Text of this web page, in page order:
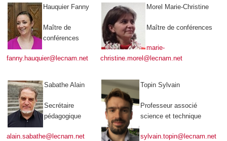
Hauquier Fanny
Maître de
conférences
fanny.hauquier@lecnam.net
Morel Marie-Christine
Maître de conférences
marie-
christine.morel@lecnam.net
Sabathe Alain
Secrétaire
pédagogique
alain.sabathe@lecnam.net
Topin Sylvain
Professeur associé
science et technique
sylvain.topin@lecnam.net